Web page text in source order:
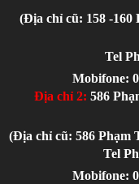
(Địa chỉ cũ: 158 -160
Tel
Mobifone:
Địa chỉ 2: 586
(Địa chỉ cũ: 586 Phạm
Tel
Mobifone: